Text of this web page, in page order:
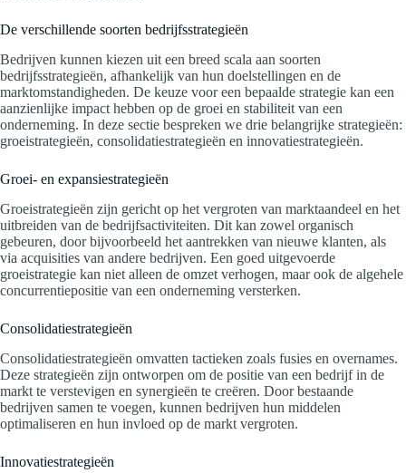
De verschillende soorten bedrijfsstrategieën
Bedrijven kunnen kiezen uit een breed scala aan soorten
bedrijfsstrategieën, afhankelijk van hun doelstellingen en de
marktomstandigheden. De keuze voor een bepaalde strategie kan een
aanzienlijke impact hebben op de groei en stabiliteit van een
onderneming. In deze sectie bespreken we drie belangrijke strategieën:
groeistrategieën, consolidatiestrategieën en innovatiestrategieën.
Groei- en expansiestrategieën
Groeistrategieën zijn gericht op het vergroten van marktaandeel en het
uitbreiden van de bedrijfsactiviteiten. Dit kan zowel organisch
gebeuren, door bijvoorbeeld het aantrekken van nieuwe klanten, als
via acquisities van andere bedrijven. Een goed uitgevoerde
groeistrategie kan niet alleen de omzet verhogen, maar ook de algehele
concurrentiepositie van een onderneming versterken.
Consolidatiestrategieën
Consolidatiestrategieën omvatten tactieken zoals fusies en overnames.
Deze strategieën zijn ontworpen om de positie van een bedrijf in de
markt te verstevigen en synergieën te creëren. Door bestaande
bedrijven samen te voegen, kunnen bedrijven hun middelen
optimaliseren en hun invloed op de markt vergroten.
Innovatiestrategieën